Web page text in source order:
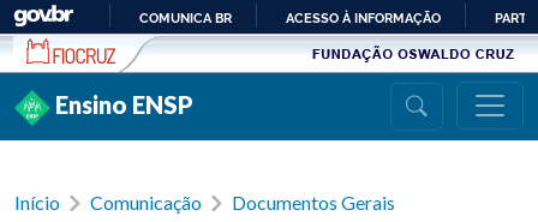
Ir para conteúdo
PARA
COMUNICA BR ACESSO À INFORMAÇÃO
Ensino ENSP
Início Comunicação Documentos Gerais